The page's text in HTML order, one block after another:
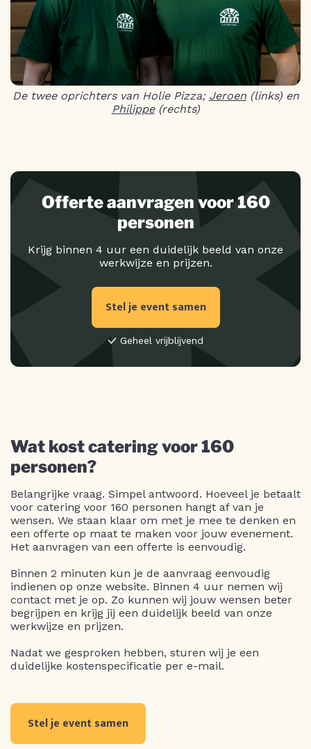
De twee oprichters van Holie Pizza; Jeroen(links) en
Philippe(rechts)
Offerte aanvragen voor 160
personen
Krijg binnen 4 uur een duidelijk beeld van onze
werkwijze en prijzen.
Stel je event samen
Geheel vrijblijvend
Wat kost catering voor 160
personen?
Belangrijke vraag. Simpel antwoord. Hoeveel je betaalt
voor catering voor 160 personen hangt af van je
wensen. We staan klaar om met je mee te denken en
een offerte op maat te maken voor jouw evenement.
Het aanvragen van een offerte is eenvoudig.
Binnen 2 minuten kun je de aanvraag eenvoudig
indienen op onze website. Binnen 4 uur nemen wij
contact met je op. Zo kunnen wij jouw wensen beter
begrijpen en krijg jij een duidelijk beeld van onze
werkwijze en prijzen.
Nadat we gesproken hebben, sturen wij je een
duidelijke kostenspecificatie per e-mail.
Stel je event samen